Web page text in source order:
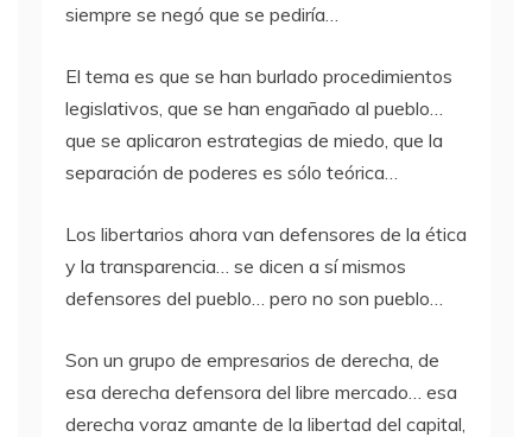
siempre se negó que se pediría…
El tema es que se han burlado procedimientos
legislativos, que se han engañado al pueblo…
que se aplicaron estrategias de miedo, que la
separación de poderes es sólo teórica…
Los libertarios ahora van defensores de la ética
y la transparencia… se dicen a sí mismos
defensores del pueblo… pero no son pueblo…
Son un grupo de empresarios de derecha, de
esa derecha defensora del libre mercado… esa
derecha voraz amante de la libertad del capital,